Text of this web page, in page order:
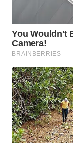
técnica, é
específicas
sua aura e o
energética em
cuidados
seu amuleto
funcionando
adversidades: